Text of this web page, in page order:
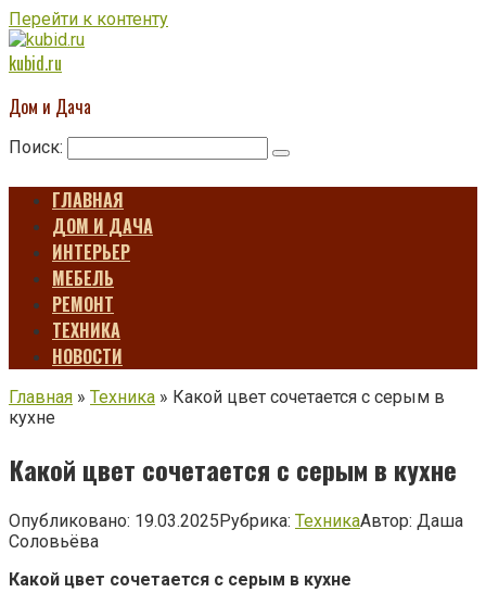
Перейти к контенту
kubid.ru
Дом и Дача
Поиск:
ГЛАВНАЯ
ДОМ И ДАЧА
ИНТЕРЬЕР
МЕБЕЛЬ
РЕМОНТ
ТЕХНИКА
НОВОСТИ
Главная » Техника » Какой цвет сочетается с серым в
кухне
Какой цвет сочетается с серым в кухне
Опубликовано: 19.03.2025Рубрика: ТехникаАвтор: Даша
Соловьёва
Какой цвет сочетается с серым в кухне